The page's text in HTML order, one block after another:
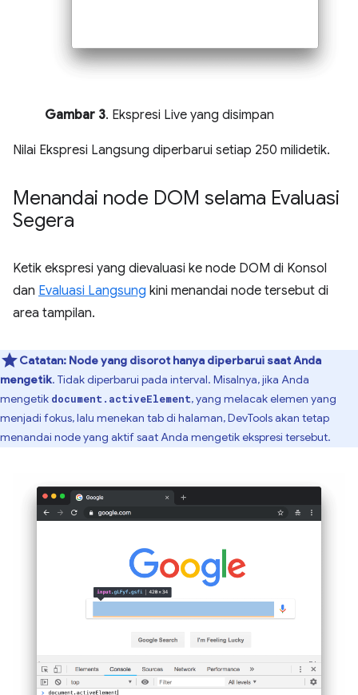
Gambar 3. Ekspresi Live yang disimpan
Nilai Ekspresi Langsung diperbarui setiap 250 milidetik.
Menandai node DOM selama Evaluasi
Segera
Ketik ekspresi yang dievaluasi ke node DOM di Konsol
dan Evaluasi Langsung kini menandai node tersebut di
area tampilan.
Catatan: Node yang disorot hanya diperbarui saat Anda
mengetik. Tidak diperbarui pada interval. Misalnya, jika Anda
mengetik document.activeElement, yang melacak elemen yang
menjadi fokus, lalu menekan tab di halaman, DevTools akan tetap
menandai node yang aktif saat Anda mengetik ekspresi tersebut.